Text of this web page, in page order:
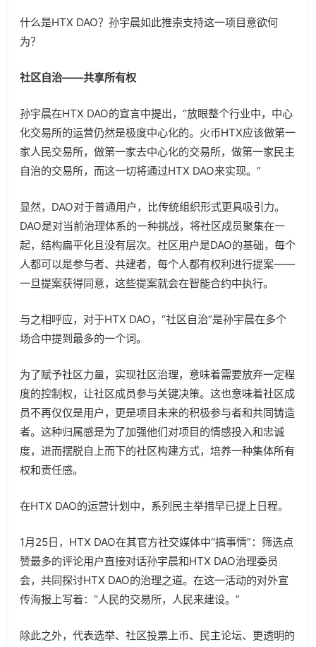
什么是HTX DAO？孙宇晨如此推崇支持这一项目意欲何
为？
社区自治——共享所有权
孙宇晨在HTX DAO的宣言中提出，“放眼整个行业中，中心
化交易所的运营仍然是极度中心化的。火币HTX应该做第一
家人民交易所，做第一家去中心化的交易所，做第一家民主
自治的交易所，而这一切将通过HTX DAO来实现。”
显然，DAO对于普通用户，比传统组织形式更具吸引力。
DAO是对当前治理体系的一种挑战，将社区成员聚集在一
起，结构扁平化且没有层次。社区用户是DAO的基础，每个
人都可以是参与者、共建者，每个人都有权利进行提案——
一旦提案获得同意，这些提案就会在智能合约中执行。
与之相呼应，对于HTX DAO，“社区自治”是孙宇晨在多个
场合中提到最多的一个词。
为了赋予社区力量，实现社区治理，意味着需要放弃一定程
度的控制权，让社区成员参与关键决策。这也意味着社区成
员不再仅仅是用户，更是项目未来的积极参与者和共同铸造
者。这种归属感是为了加强他们对项目的情感投入和忠诚
度，进而摆脱自上而下的社区构建方式，培养一种集体所有
权和责任感。
在HTX DAO的运营计划中，系列民主举措早已提上日程。
1月25日，HTX DAO在其官方社交媒体中“搞事情”：筛选点
赞最多的评论用户直接对话孙宇晨和HTX DAO治理委员
会，共同探讨HTX DAO的治理之道。在这一活动的对外宣
传海报上写着：“人民的交易所，人民来建设。”
除此之外，代表选举、社区投票上币、民主论坛、更透明的